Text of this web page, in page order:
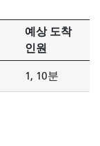
예상 도착
인원
1, 10분